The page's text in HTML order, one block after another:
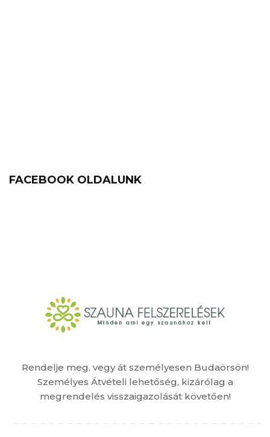
Rendelje meg, vegy át személyesen Budaörsön!
Személyes Átvételi lehetőség, kizárólag a
megrendelés visszaigazolását követően!
FACEBOOK OLDALUNK